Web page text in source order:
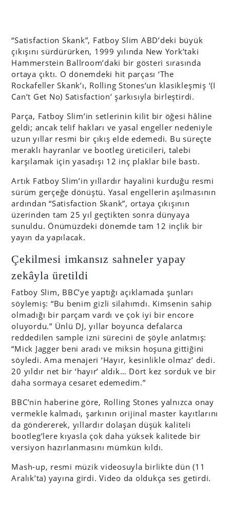
“Satisfaction Skank”, Fatboy Slim ABD’deki büyük
çıkışını sürdürürken, 1999 yılında New York’taki
Hammerstein Ballroom’daki bir gösteri sırasında
ortaya çıktı. O dönemdeki hit parçası ‘The
Rockafeller Skank’ı, Rolling Stones’un klasikleşmiş ‘(I
Can’t Get No) Satisfaction’ şarkısıyla birleştirdi.
Parça, Fatboy Slim’in setlerinin kilit bir öğesi hâline
geldi; ancak telif hakları ve yasal engeller nedeniyle
uzun yıllar resmi bir çıkış elde edemedi. Bu süreçte
meraklı hayranlar ve bootleg üreticileri, talebi
karşılamak için yasadışı 12 inç plaklar bile bastı.
Artık Fatboy Slim’in yıllardır hayalini kurduğu resmi
sürüm gerçeğe dönüştü. Yasal engellerin aşılmasının
ardından “Satisfaction Skank”, ortaya çıkışının
üzerinden tam 25 yıl geçtikten sonra dünyaya
sunuldu. Önümüzdeki dönemde tam 12 inçlik bir
yayın da yapılacak.
Çekilmesi imkansız sahneler yapay
zekâyla üretildi
Fatboy Slim, BBC’ye yaptığı açıklamada şunları
söylemiş: “Bu benim gizli silahımdı. Kimsenin sahip
olmadığı bir parçam vardı ve çok iyi bir encore
oluyordu.” Ünlü DJ, yıllar boyunca defalarca
reddedilen sample izni sürecini de şöyle anlatmış:
“Mick Jagger beni aradı ve miksin hoşuna gittiğini
söyledi. Ama menajeri ‘Hayır, kesinlikle olmaz’ dedi.
20 yıldır net bir ‘hayır’ aldık… Dört kez sorduk ve bir
daha sormaya cesaret edemedim.”
BBC’nin haberine göre, Rolling Stones yalnızca onay
vermekle kalmadı, şarkının orijinal master kayıtlarını
da göndererek, yıllardır dolaşan düşük kaliteli
bootleg’lere kıyasla çok daha yüksek kalitede bir
versiyon hazırlanmasını mümkün kıldı.
Mash-up, resmi müzik videosuyla birlikte dün (11
Aralık’ta) yayına girdi. Video da oldukça ses getirdi.